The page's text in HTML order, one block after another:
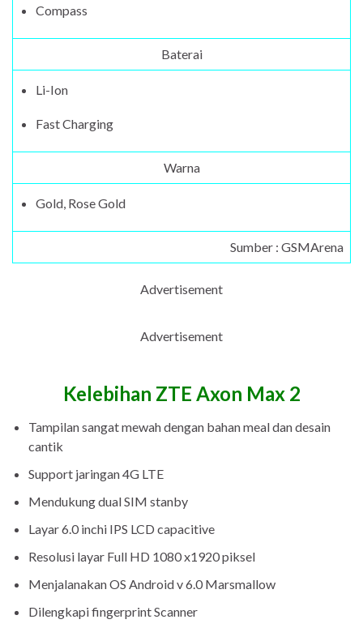
Compass
Baterai
Li-Ion
Fast Charging
Warna
Gold, Rose Gold
Sumber : GSMArena
Advertisement
Advertisement
Kelebihan ZTE Axon Max 2
Tampilan sangat mewah dengan bahan meal dan desain
cantik
Support jaringan 4G LTE
Mendukung dual SIM stanby
Layar 6.0 inchi IPS LCD capacitive
Resolusi layar Full HD 1080 x1920 piksel
Menjalanakan OS Android v 6.0 Marsmallow
Dilengkapi fingerprint Scanner